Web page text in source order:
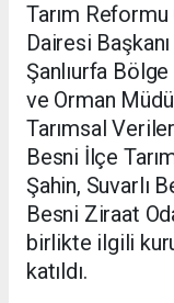
Tarım
Dairesi
Şanlıurfa
ve Orman
Tarımsal
Besni İlçe
Şahin, Suvarlı
Besni Ziraat
birlikte ilgili
katıldı.